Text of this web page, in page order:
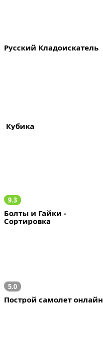
Русский Кладоискатель
Кубика
9.3
Болты и Гайки -
Сортировка
5.0
Построй самолет онлайн